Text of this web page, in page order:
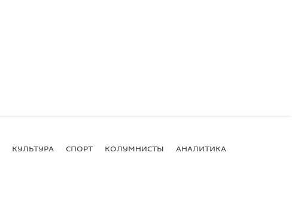
КУЛЬТУРА СПОРТ КОЛУМНИСТЫ АНАЛИТИКА